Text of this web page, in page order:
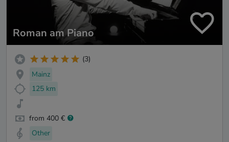
Roman am Piano
(3)
Mainz
125 km
from 400 €
Other